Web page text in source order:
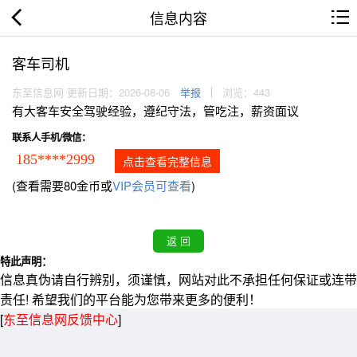
信息内容
客车司机
东至信息网 更新日期：2026-08-06 举报 浏览：443
有大客车安全驾驶经验，遵纪守法，管吃注，薪资面议
联系人手机/微信：
185****2999 点击查看完整信息
(查看需要80金币或VIP会员可查看)
特此声明：
信息真伪请自行辨别，须谨慎，网站对此不承担任何保证或连带
责任! 希望我们的平台能为您带来更多的便利！
[东至信息网反馈中心]